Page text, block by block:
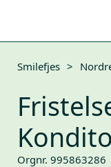
Smilefjes >
Orgnr. 995863286